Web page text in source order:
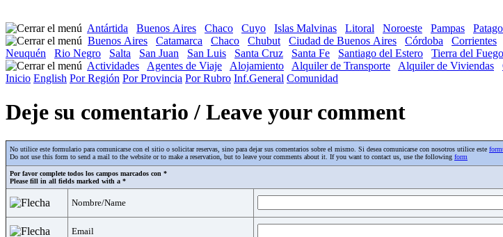
Antártida Buenos Aires Chaco Cuyo Islas Malvinas Litoral Noroeste Pampas
Buenos Aires
Catamarca Chaco Chubut Ciudad de Buenos Aires Córdoba Corrientes
Neuquén
Rio Negro Salta San Juan San Luis Santa Cruz Santa Fe Santiago del Estero Tierra del Fuego
Actividades
Agentes de Viaje Alojamiento Alquiler de Transporte Alquiler de Viviendas
Inicio English Por Región Por Provincia Por Rubro Inf.General Comunidad
Deje su comentario / Leave your comment
No utilice este formulario para comunicarse con el sitio o solicitar reservas, sino para dejar sus comentarios sobre el mismo. Si desea comunicarse con nosotros utilice este
Do not use this form to send a mail to the website or to make a reservation, but to leave your comments about it. If you want to contact us, use the following form
Por favor complete todos los campos marcados con *
Please fill in all fields marked with a *
Nombre/Name
Email